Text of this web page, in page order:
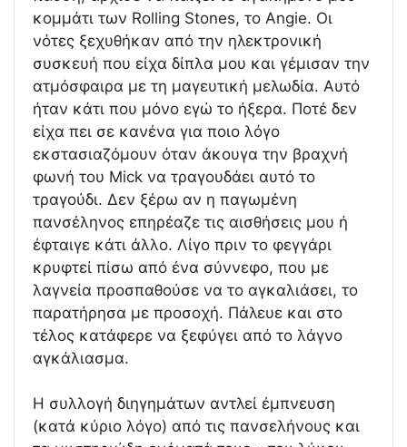
κομμάτι των Rolling Stones, το Angie. Οι
νότες ξεχυθήκαν από την ηλεκτρονική
συσκευή που είχα δίπλα μου και γέμισαν την
ατμόσφαιρα με τη μαγευτική μελωδία. Αυτό
ήταν κάτι που μόνο εγώ το ήξερα. Ποτέ δεν
είχα πει σε κανένα για ποιο λόγο
εκστασιαζόμουν όταν άκουγα την βραχνή
φωνή του Mick να τραγουδάει αυτό το
τραγούδι. Δεν ξέρω αν η παγωμένη
πανσέληνος επηρέαζε τις αισθήσεις μου ή
έφταιγε κάτι άλλο. Λίγο πριν το φεγγάρι
κρυφτεί πίσω από ένα σύννεφο, που με
λαγνεία προσπαθούσε να το αγκαλιάσει, το
παρατήρησα με προσοχή. Πάλευε και στο
τέλος κατάφερε να ξεφύγει από το λάγνο
αγκάλιασμα.
Η συλλογή διηγημάτων αντλεί έμπνευση
(κατά κύριο λόγο) από τις πανσελήνους και